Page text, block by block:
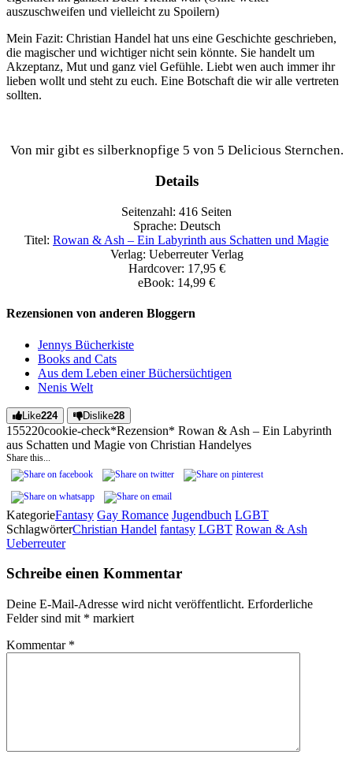
auszuschweifen und vielleicht zu Spoilern)
Mein Fazit: Christian Handel hat uns eine Geschichte geschrieben,
die magischer und wichtiger nicht sein könnte. Sie handelt um
Akzeptanz, Mut und ganz viel Gefühle. Liebt wen auch immer ihr
lieben wollt und steht zu euch. Eine Botschaft die wir alle vertreten
sollten.
Von mir gibt es silberknopfige 5 von 5 Delicious Sternchen.
Details
Seitenzahl: 416 Seiten
Sprache: Deutsch
Titel: Rowan & Ash – Ein Labyrinth aus Schatten und Magie
Verlag: Ueberreuter Verlag
Hardcover: 17,95 €
eBook: 14,99 €
Rezensionen von anderen Bloggern
Jennys Bücherkiste
Books and Cats
Aus dem Leben einer Büchersüchtigen
Nenis Welt
Like224 Dislike28
155220cookie-check*Rezension* Rowan & Ash – Ein Labyrinth
aus Schatten und Magie von Christian Handelyes
Share this...
KategorieFantasy Gay Romance Jugendbuch LGBT
SchlagwörterChristian Handel fantasy LGBT Rowan & Ash
Ueberreuter
Schreibe einen Kommentar
Deine E-Mail-Adresse wird nicht veröffentlicht. Erforderliche
Felder sind mit * markiert
Kommentar *